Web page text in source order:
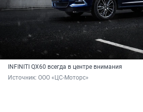
INFINITI QX60 всегда в центре внимания
Источник: ООО «ЦС-Моторс»